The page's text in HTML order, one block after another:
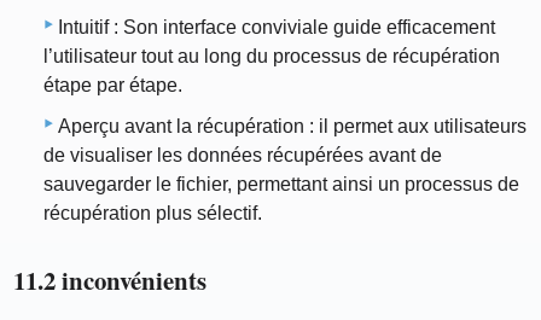
Intuitif : Son interface conviviale guide efficacement
l’utilisateur tout au long du processus de récupération
étape par étape.
Aperçu avant la récupération : il permet aux utilisateurs
de visualiser les données récupérées avant de
sauvegarder le fichier, permettant ainsi un processus de
récupération plus sélectif.
11.2 inconvénients